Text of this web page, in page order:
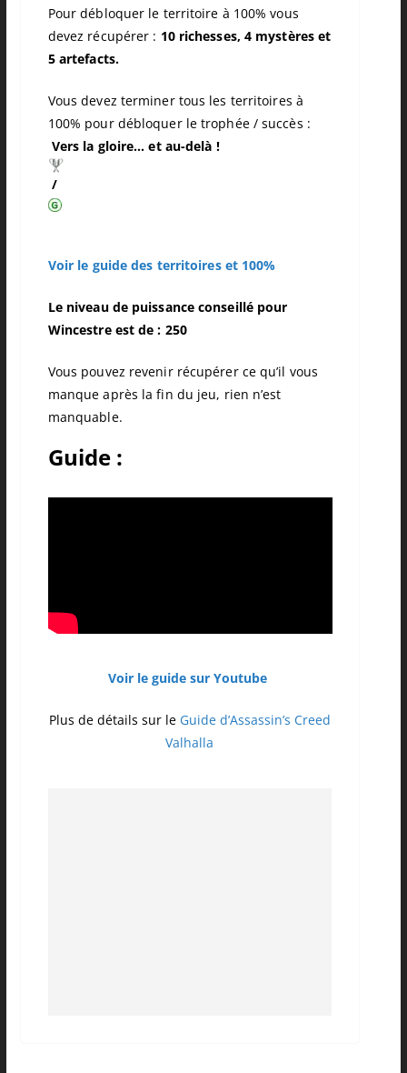
Pour débloquer le territoire à 100% vous
devez récupérer : 10 richesses, 4 mystères et
5 artefacts.
Vous devez terminer tous les territoires à
100% pour débloquer le trophée / succès :
Vers la gloire… et au-delà !
/
Voir le guide des territoires et 100%
Le niveau de puissance conseillé pour
Wincestre est de : 250
Vous pouvez revenir récupérer ce qu’il vous
manque après la fin du jeu, rien n’est
manquable.
Guide :
Voir le guide sur Youtube
Plus de détails sur le Guide d’Assassin’s Creed
Valhalla